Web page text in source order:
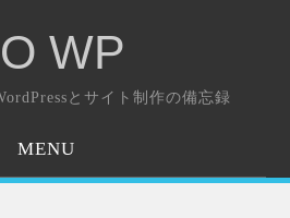
WP
とサイト制作の備忘録
MENU